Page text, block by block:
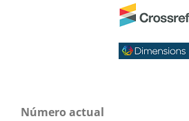
Número actual